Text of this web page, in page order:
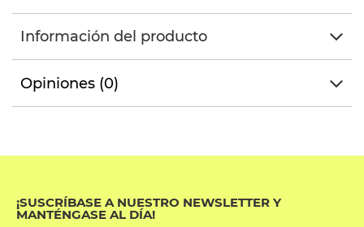
Información del producto
Opiniones (0)
¡SUSCRÍBASE A NUESTRO NEWSLETTER Y
MANTÉNGASE AL DÍA!